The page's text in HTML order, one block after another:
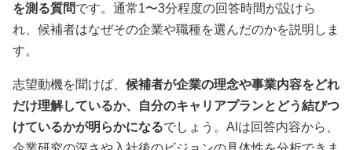
を測る質問です。通常1〜3分程度の回答時間が設けら
れ、候補者はなぜその企業や職種を選んだのかを説明しま
す。
志望動機を聞けば、 候補者が企業の理念や事業内容をどれ
だけ理解しているか、自分のキャリアプランとどう結びつ
けているかが明らかになるでしょう。AIは回答内容から、